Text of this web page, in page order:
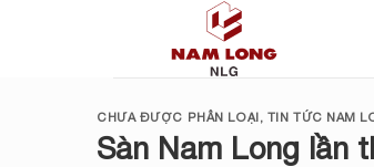
CHƯA ĐƯỢC PHÂN LOẠI, TIN TỨC NAM
Sàn Nam Long lần